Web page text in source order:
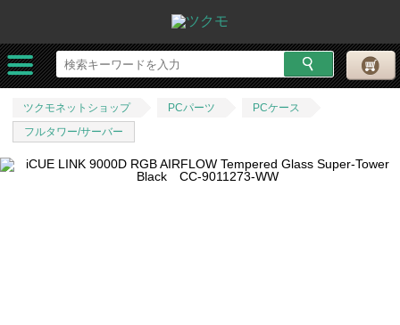
ツクモネットショップ PCパーツ
PCケース
フルタワー/サーバー